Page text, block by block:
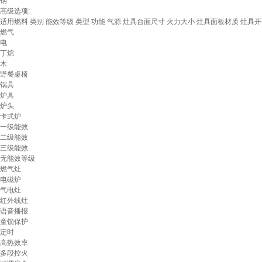
高级选项:
适用燃料 类别 能效等级 类型 功能 气源 灶具台面尺寸 火力大小 灶具面板材质 灶具
燃气
电
丁烷
木
野餐桌椅
锅具
炉具
炉头
卡式炉
一级能效
二级能效
三级能效
无能效等级
燃气灶
电磁炉
气电灶
红外线灶
语音播报
童锁保护
定时
高热效率
多段控火